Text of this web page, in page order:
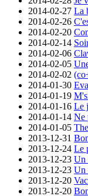
2014-02-27 La
2014-02-26
2014-02-20
2014-02-14
2014-02-06
2014-02-05
2014-02-02
2014-01-30
2014-01-19
2014-01-16 Le
2014-01-14 Ne
2014-01-05
2013-12-31
2013-12-24 Le
2013-12-23 Un
2013-12-23 Un
2013-12-20
2013-12-20